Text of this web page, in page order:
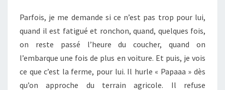
Parfois, je me demande si ce n’est pas trop pour lui,
quand il est fatigué et ronchon, quand, quelques fois,
on reste passé l’heure du coucher, quand on
l’embarque une fois de plus en voiture. Et puis, je vois
ce que c’est la ferme, pour lui. Il hurle « Papaaa » dès
qu’on approche du terrain agricole. Il refuse